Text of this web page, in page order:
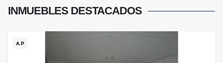
INMUEBLES DESTACADOS
A.P